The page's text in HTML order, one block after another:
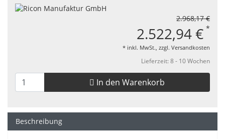
2.968,17 €
2.522,94 € *
* inkl. MwSt., zzgl. Versandkosten
Lieferzeit: 8 - 10 Wochen
In den Warenkorb
Beschreibung